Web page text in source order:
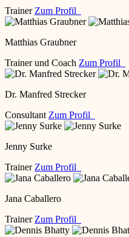
Trainer Zum Profil
Matthias Graubner
Trainer und Coach Zum Profil
Dr. Manfred Strecker
Consultant Zum Profil
Jenny Surke
Trainer Zum Profil
Jana Caballero
Trainer Zum Profil